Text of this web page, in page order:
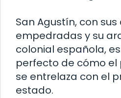
San Agustín, con
empedradas y su
colonial española,
perfecto de cómo
se entrelaza con el
estado.